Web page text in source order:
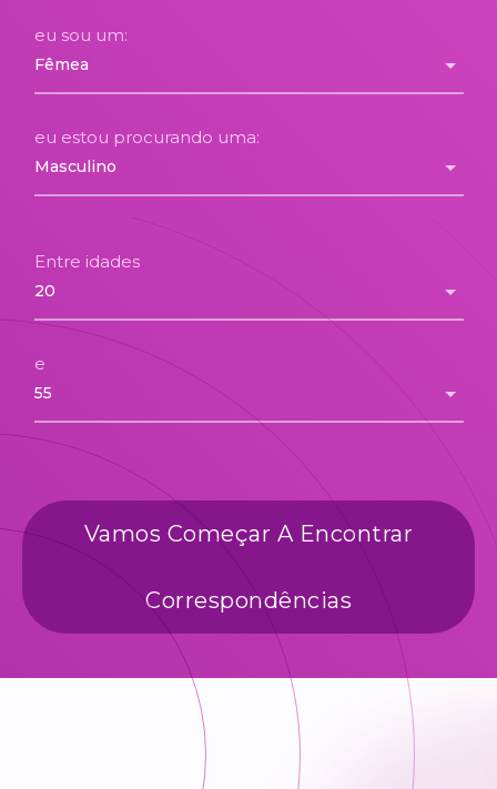
eu sou um:
eu estou procurando uma:
Entre idades
e
Vamos Começar A Encontrar
Correspondências